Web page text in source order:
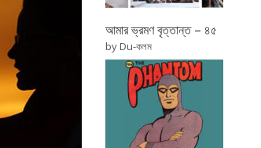
আমার ভ্রমণ বৃত্তান্ত – ৪৫
by Du-কলম